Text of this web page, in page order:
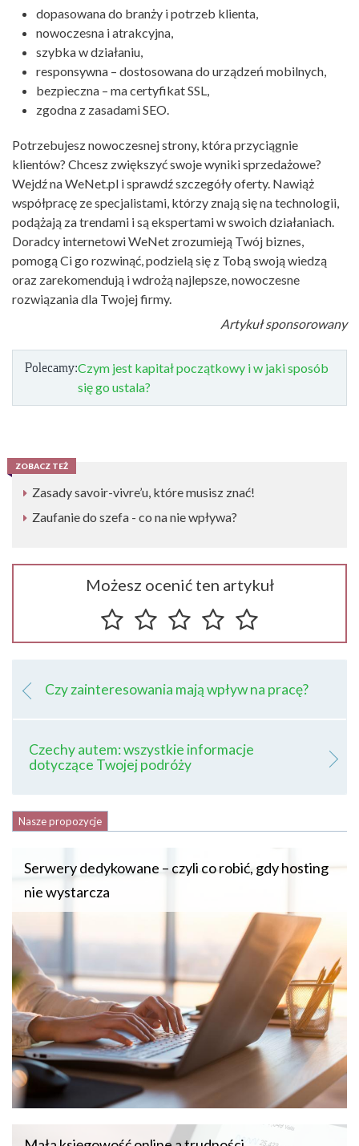
dopasowana do branży i potrzeb klienta,
nowoczesna i atrakcyjna,
szybka w działaniu,
responsywna – dostosowana do urządzeń mobilnych,
bezpieczna – ma certyfikat SSL,
zgodna z zasadami SEO.
Potrzebujesz nowoczesnej strony, która przyciągnie
klientów? Chcesz zwiększyć swoje wyniki sprzedażowe?
Wejdź na WeNet.pl i sprawdź szczegóły oferty. Nawiąż
współpracę ze specjalistami, którzy znają się na technologii,
podążają za trendami i są ekspertami w swoich działaniach.
Doradcy internetowi WeNet zrozumieją Twój biznes,
pomogą Ci go rozwinąć, podzielą się z Tobą swoją wiedzą
oraz zarekomendują i wdrożą najlepsze, nowoczesne
rozwiązania dla Twojej firmy.
Artykuł sponsorowany
Polecamy:Czym jest kapitał początkowy i w jaki sposób
się go ustala?
ZOBACZ TEŻ
Zasady savoir-vivre’u, które musisz znać!
Zaufanie do szefa - co na nie wpływa?
Możesz ocenić ten artykuł
Czy zainteresowania mają wpływ na pracę?
Czechy autem: wszystkie informacje
dotyczące Twojej podróży
Nasze propozycje
Serwery dedykowane – czyli co robić, gdy hosting
nie wystarcza